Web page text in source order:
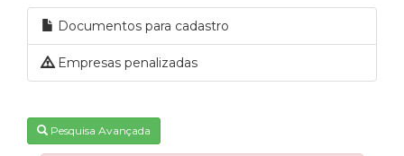
Documentos para cadastro
Empresas penalizadas
Pesquisa Avançada